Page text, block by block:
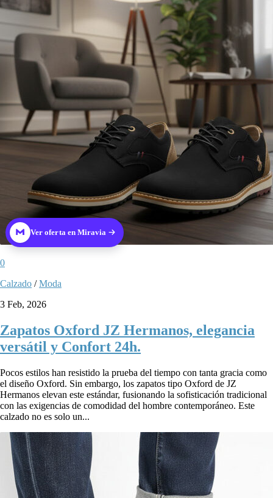
Ver oferta en Miravia
0
Calzado /Moda
3 Feb, 2026
Zapatos Oxford JZ Hermanos, elegancia
versátil y Confort 24h.
Pocos estilos han resistido la prueba del tiempo con tanta gracia como
el diseño Oxford. Sin embargo, los zapatos tipo Oxford de JZ
Hermanos elevan este estándar, fusionando la sofisticación tradicional
con las exigencias de comodidad del hombre contemporáneo. Este
calzado no es solo un...